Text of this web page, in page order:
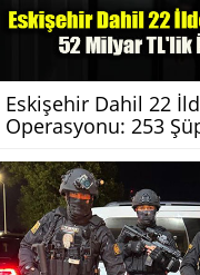
Eskişehir Dahil 22
Operasyonu: 253